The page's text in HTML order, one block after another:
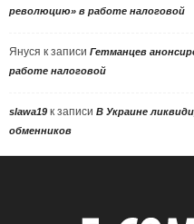
революцию» в работе налоговой
Януся к записи Гетманцев
работе налоговой
slawa19 к записи В Украине
обменников